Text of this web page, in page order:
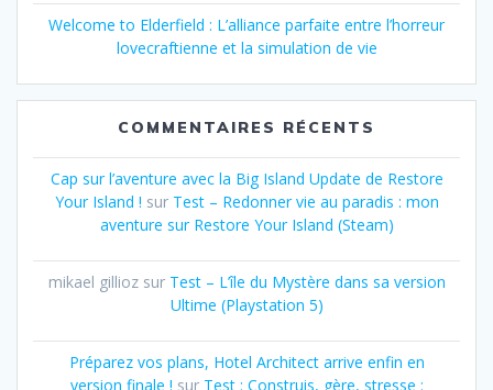
Welcome to Elderfield : L’alliance parfaite entre l’horreur
lovecraftienne et la simulation de vie
COMMENTAIRES RÉCENTS
Cap sur l’aventure avec la Big Island Update de Restore
Your Island ! sur Test – Redonner vie au paradis : mon
aventure sur Restore Your Island (Steam)
mikael gilliozsur Test – L’île du Mystère dans sa version
Ultime (Playstation 5)
Préparez vos plans, Hotel Architect arrive enfin en
version finale ! sur Test : Construis, gère, stresse :